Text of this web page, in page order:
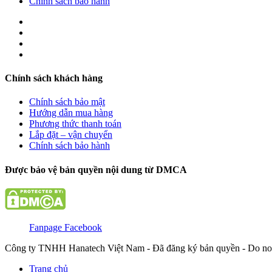
Chính sách khách hàng
Chính sách bảo mật
Hướng dẫn mua hàng
Phương thức thanh toán
Lắp đặt – vận chuyển
Chính sách bảo hành
Được bảo vệ bản quyền nội dung từ DMCA
Fanpage Facebook
Công ty TNHH Hanatech Việt Nam - Đã đăng ký bản quyền - Do
Trang chủ